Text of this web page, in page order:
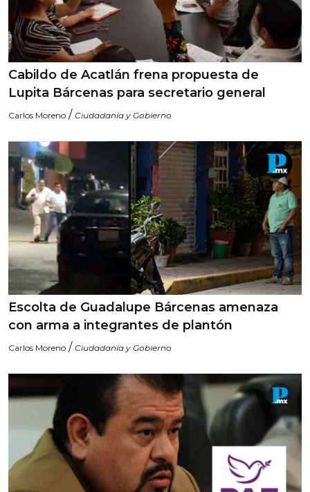
Cabildo de Acatlán frena propuesta de
Lupita Bárcenas para secretario general
Carlos Moreno / Ciudadanía y Gobierno
Escolta de Guadalupe Bárcenas amenaza
con arma a integrantes de plantón
Carlos Moreno / Ciudadanía y Gobierno